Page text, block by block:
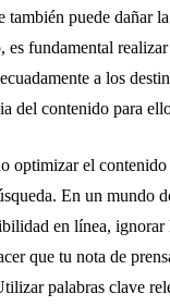
también puede dañar
es fundamental
a los
del contenido para
optimizar el contenido
En un mundo
en línea, ignorar
que tu nota de
palabras clave